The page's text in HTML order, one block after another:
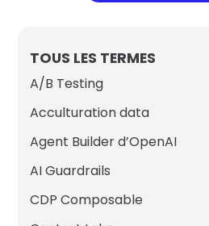
TOUS LES TERMES
A/B Testing
Acculturation data
Agent Builder d’OpenAI
AI Guardrails
CDP Composable